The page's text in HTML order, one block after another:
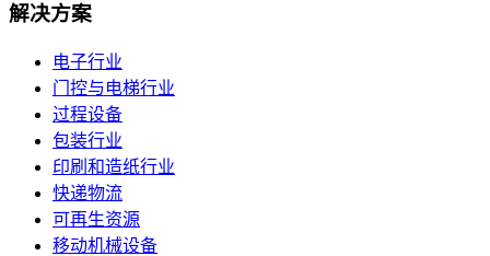
解决方案
电子行业
门控与电梯行业
过程设备
包装行业
印刷和造纸行业
快递物流
可再生资源
移动机械设备